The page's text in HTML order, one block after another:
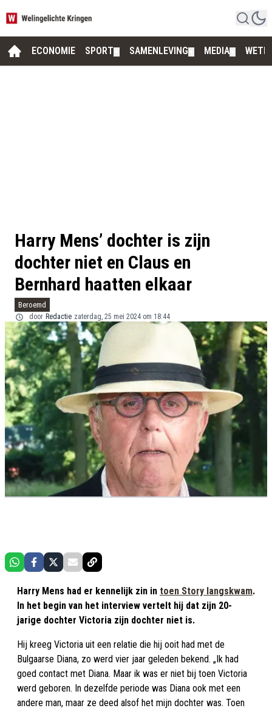
ECONOMIE SPORT SAMENLEVING MEDIA
Harry Mens’ dochter is zijn
dochter niet en Claus en
Bernhard haatten elkaar
Beroemd
door Redactie zaterdag, 25 mei 2024 om 18:44
Harry Mens had er kennelijk zin in toen Story langskwam.
In het begin van het interview vertelt hij dat zijn 20-
jarige dochter Victoria zijn dochter niet is.
Hij kreeg Victoria uit een relatie die hij ooit had met de
Bulgaarse Diana, zo werd vier jaar geleden bekend. „Ik had
goed contact met Diana. Maar ik was er niet bij toen Victoria
werd geboren. In dezelfde periode was Diana ook met een
andere man, maar ze deed alsof het mijn dochter was. Toen